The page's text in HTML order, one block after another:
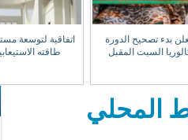
اتفاقية لتوسعة مستشفى الصداقة ورفع
طاقته الاستيعابية إلى 200 سرير
نقابة المهن